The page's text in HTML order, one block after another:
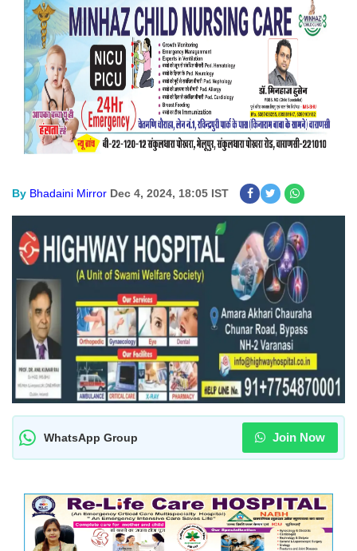
By Bhadaini Mirror Dec 4, 2024, 18:05 IST
WhatsApp Group Join Now